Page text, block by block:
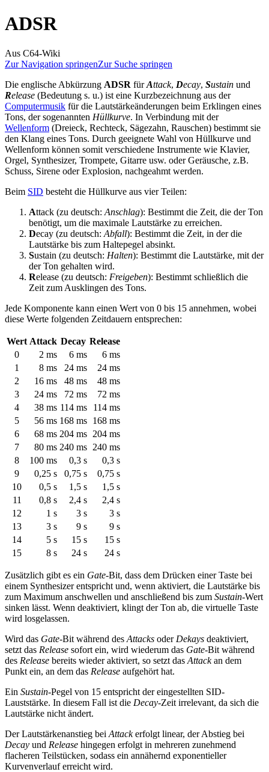
ADSR
Aus C64-Wiki
Zur Navigation springenZur Suche springen
Die englische Abkürzung ADSR fürAttack, Decay, Sustain und
Release (Bedeutung s. u.) ist eine Kurzbezeichnung aus der
Computermusik für die Lautstärkeänderungen beim Erklingen eines
Tons, der sogenannten Hüllkurve. In Verbindung mit der
Wellenform (Dreieck, Rechteck, Sägezahn, Rauschen) bestimmt sie
den Klang eines Tons. Durch geeignete Wahl von Hüllkurve und
Wellenform können somit verschiedene Instrumente wie Klavier,
Orgel, Synthesizer, Trompete, Gitarre usw. oder Geräusche, z.B.
Schuss, Sirene oder Explosion, nachgeahmt werden.
Beim SID besteht die Hüllkurve aus vier Teilen:
Attack (zu deutsch: Anschlag): Bestimmt die Zeit, die der Ton
benötigt, um die maximale Lautstärke zu erreichen.
Decay (zu deutsch: Abfall): Bestimmt die Zeit, in der die
Lautstärke bis zum Haltepegel absinkt.
Sustain (zu deutsch: Halten): Bestimmt die Lautstärke, mit der
der Ton gehalten wird.
Release (zu deutsch: Freigeben): Bestimmt schließlich die
Zeit zum Ausklingen des Tons.
Jede Komponente kann einen Wert von 0 bis 15 annehmen, wobei
diese Werte folgenden Zeitdauern entsprechen:
Wert Attack Decay Release
0
2 ms 6 ms
6 ms
1
8 ms 24 ms
24 ms
2
16 ms 48 ms
48 ms
3
24 ms 72 ms
72 ms
4
38 ms 114 ms
114 ms
5
56 ms 168 ms 168 ms
6
68 ms 204 ms 204 ms
7
80 ms 240 ms 240 ms
8
100 ms 0,3 s
0,3 s
9
0,25 s 0,75 s
0,75 s
10
0,5 s 1,5 s
1,5 s
11
0,8 s 2,4 s
2,4 s
12
1 s 3 s
3 s
13
3 s 9 s
9 s
14
5 s 15 s
15 s
15
8 s 24 s 24 s
Zusätzlich gibt es ein Gate-Bit, dass dem Drücken einer Taste bei
einem Synthesizer entspricht und, wenn aktiviert, die Lautstärke bis
zum Maximum anschwellen und anschließend bis zum Sustain-Wert
sinken lässt. Wenn deaktiviert, klingt der Ton ab, die virtuelle Taste
wird losgelassen.
Wird das Gate-Bit während des Attacks oder Dekays deaktiviert,
setzt das Release sofort ein, wird wiederum das Gate-Bit während
des Release bereits wieder aktiviert, so setzt das Attackan dem
Punkt ein, an dem das Release aufgehört hat.
Ein Sustain-Pegel von 15 entspricht der eingestellten SID-
Lauststärke. In diesem Fall ist die Decay-Zeit irrelevant, da sich die
Lautstärke nicht ändert.
Der Lautstärkenanstieg bei Attackerfolgt linear, der Abstieg bei
Decay und Release hingegen erfolgt in mehreren zunehmend
flacheren Teilstücken, sodass ein annähernd exponentieller
Kurvenverlauf erreicht wird.